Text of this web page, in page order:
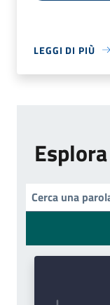
LEGGI DI PIÙ